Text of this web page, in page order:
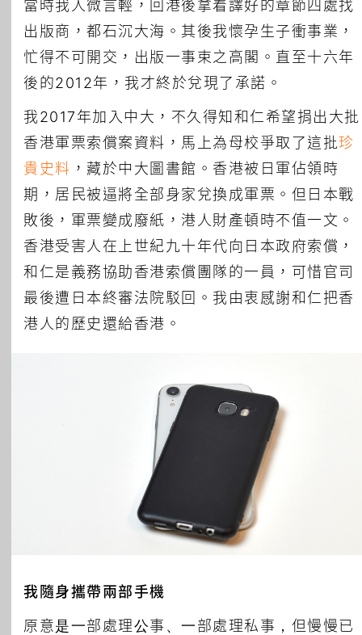
當時我人微言輕，回港後拿着譯好的章節四處找
出版商，都石沉大海。其後我懷孕生子衝事業，
忙得不可開交，出版一事束之高閣。直至十六年
後的2012年，我才終於兌現了承諾。
我2017年加入中大，不久得知和仁希望捐出大批
香港軍票索償案資料，馬上為母校爭取了這批珍
貴史料 ，藏於中大圖書館。香港被日軍佔領時
期，居民被逼將全部身家兌換成軍票。但日本戰
敗後，軍票變成廢紙，港人財產頓時不值一文。
香港受害人在上世紀九十年代向日本政府索償，
和仁是義務協助香港索償團隊的一員，可惜官司
最後遭日本終審法院駁回。我由衷感謝和仁把香
港人的歷史還給香港。
我隨身攜帶兩部手機
原意是一部處理公事、一部處理私事，但慢慢已